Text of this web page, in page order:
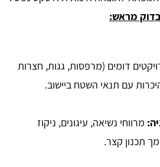
מראש:
דומים (מרפסות, גגות, חצרות
עם תנאי השטח ביישוב.
מרווחי נשיאה, עיגונים, ניקוז
תכנון קצר.